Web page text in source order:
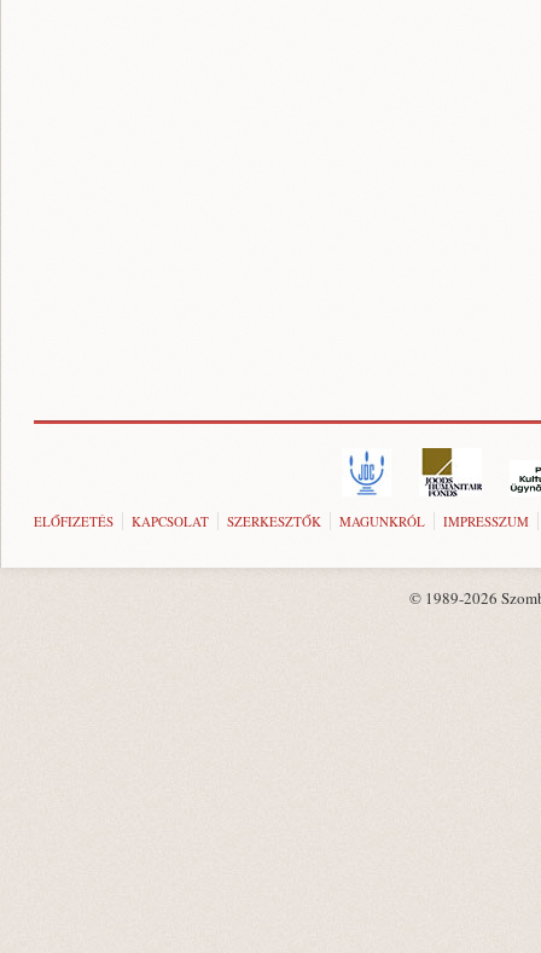
ELŐFIZETÉS KAPCSOLAT SZERKESZTŐK MAGUNKRÓL IMPRESSZUM
© 1989-2026